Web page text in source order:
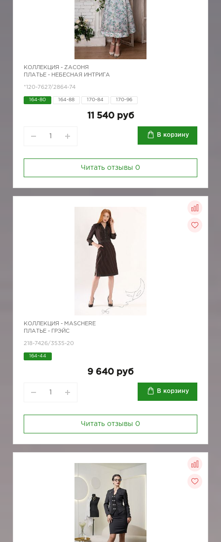
КОЛЛЕКЦИЯ - ZAСОНЯ
ПЛАТЬЕ - НЕБЕСНАЯ ИНТРИГА
*120-7627/2864-74
164-80 164-88 170-84 170-96
11 540 руб
В корзину
Читать отзывы 0
КОЛЛЕКЦИЯ - MASCHERE
ПЛАТЬЕ - ГРЭЙС
218-7426/3535-20
164-44
9 640 руб
В корзину
Читать отзывы 0